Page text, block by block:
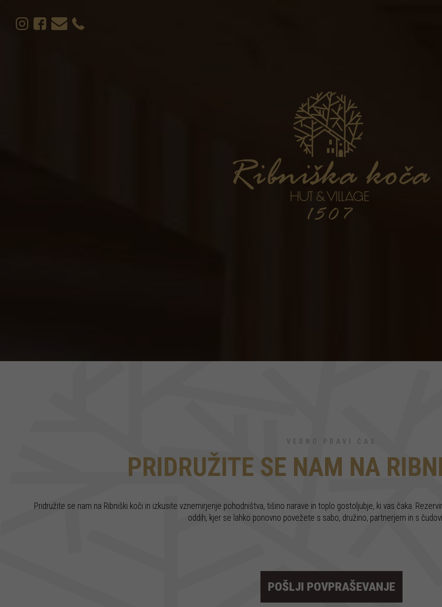
PRIDRUŽITE SE NAM NA
Pridružite se nam na Ribniški koči in izkusite vznemirjenje pohodništva, tišino narave in toplo gostoljubje, ki vas čaka.
oddih, kjer se lahko ponovno povežete s sabo, družino, partnerjem in s
POŠLJI POVPRAŠEVANJE